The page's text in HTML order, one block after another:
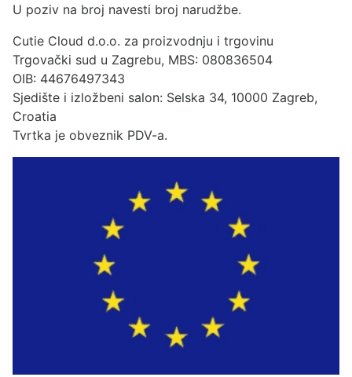
U poziv na broj navesti broj narudžbe.
Cutie Cloud d.o.o. za proizvodnju i trgovinu
Trgovački sud u Zagrebu, MBS: 080836504
OIB: 44676497343
Sjedište i izložbeni salon: Selska 34, 10000 Zagreb,
Croatia
Tvrtka je obveznik PDV-a.